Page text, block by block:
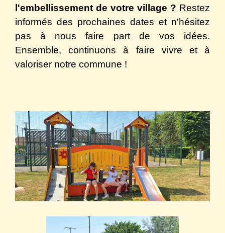
l'embellissement de votre village ? Restez
informés des prochaines dates et n'hésitez
pas à nous faire part de vos idées.
Ensemble, continuons à faire vivre et à
valoriser notre commune !